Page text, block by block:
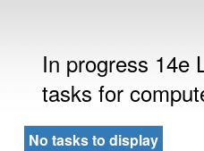
In progress 14e
tasks for
No tasks to display